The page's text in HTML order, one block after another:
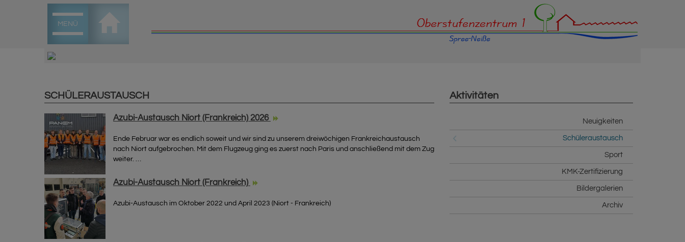
MENÜ
SCHÜLERAUSTAUSCH
Azubi-Austausch Niort (Frankreich) 2026
Ende Februar war es endlich soweit und wir sind zu unserem dreiwöchigen Frankreichaustausch
nach Niort aufgebrochen. Mit dem Flugzeug ging es zuerst nach Paris und anschließend mit dem Zug
weiter. …
Azubi-Austausch Niort (Frankreich)
Azubi-Austausch im Oktober 2022 und April 2023 (Niort - Frankreich)
Aktivitäten
Neuigkeiten
Schüleraustausch
Sport
KMK-Zertifizierung
Bildergalerien
Archiv